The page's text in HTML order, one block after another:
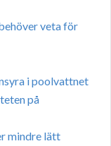
veta för
i poolvattnet
på
mindre lätt